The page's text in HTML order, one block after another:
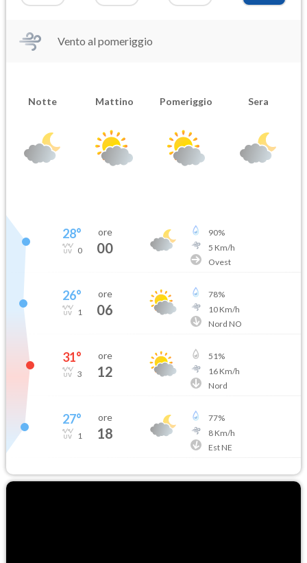
Vento al pomeriggio
Notte Mattino Pomeriggio Sera
28°
0
ore
00
90%
5 Km/h
Ovest
26°
1
ore
06
78%
10Km/h
Nord NO
31°
3
ore
12
51%
16Km/h
Nord
27°
1
ore
18
77%
8Km/h
Est NE